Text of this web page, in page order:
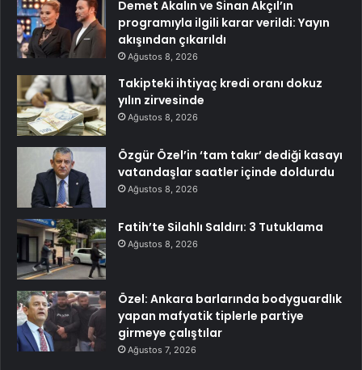
Demet Akalın ve Sinan Akçıl’ın
programıyla ilgili karar verildi: Yayın
akışından çıkarıldı
Ağustos 8, 2026
Takipteki ihtiyaç kredi oranı dokuz
yılın zirvesinde
Ağustos 8, 2026
Özgür Özel’in ‘tam takır’ dediği kasayı
vatandaşlar saatler içinde doldurdu
Ağustos 8, 2026
Fatih’te Silahlı Saldırı: 3 Tutuklama
Ağustos 8, 2026
Özel: Ankara barlarında bodyguardlık
yapan mafyatik tiplerle partiye
girmeye çalıştılar
Ağustos 7, 2026